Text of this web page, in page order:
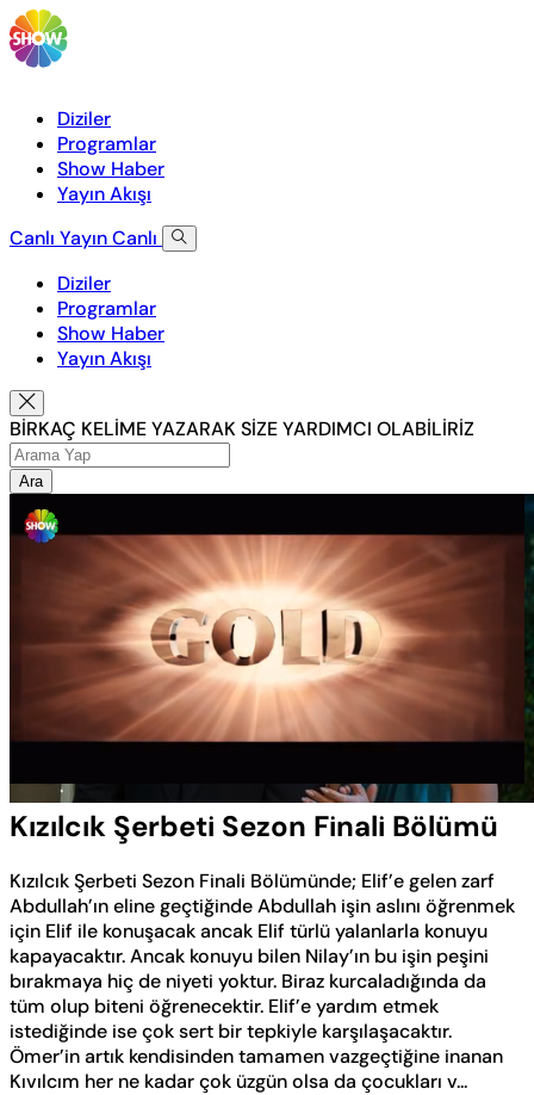
Diziler
Programlar
Show Haber
Yayın Akışı
Canlı YayınCanlı
Diziler
Programlar
Show Haber
Yayın Akışı
BİRKAÇ KELİME YAZARAK SİZE YARDIMCI OLABİLİRİZ
Ara
0.64%
Hızı
Kızılcık Şerbeti Sezon Finali Bölümü
Kızılcık Şerbeti Sezon Finali Bölümünde; Elif’e gelen zarf
Abdullah’ın eline geçtiğinde Abdullah işin aslını öğrenmek
için Elif ile konuşacak ancak Elif türlü yalanlarla konuyu
kapayacaktır. Ancak konuyu bilen Nilay’ın bu işin peşini
bırakmaya hiç de niyeti yoktur. Biraz kurcaladığında da
tüm olup biteni öğrenecektir. Elif’e yardım etmek
istediğinde ise çok sert bir tepkiyle karşılaşacaktır.
Ömer’in artık kendisinden tamamen vazgeçtiğine inanan
Kıvılcım her ne kadar çok üzgün olsa da çocukları v...